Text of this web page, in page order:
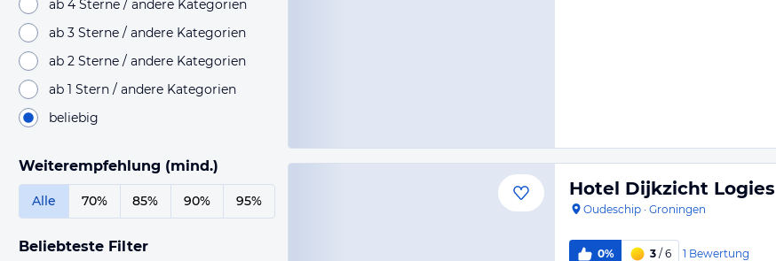
ab 4 Sterne / andere Kategorien
ab 3 Sterne / andere Kategorien
ab 2 Sterne / andere Kategorien
ab 1 Stern / andere Kategorien
beliebig
Weiterempfehlung (mind.)
Alle 70% 85% 90% 95%
Beliebteste Filter
Hotel Dijkzicht Logies
Oudeschip · Groningen
0% 3 / 6 1 Bewertung